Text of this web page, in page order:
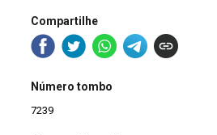
Compartilhe
Número tombo
7239